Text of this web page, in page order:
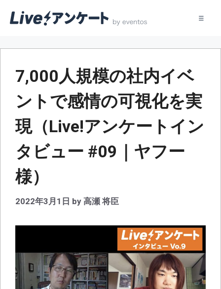
7,000人規模の社内イベ
ントで感情の可視化を実
現（Live!アンケートイン
タビュー #09｜ヤフー
様）
2022年3月1日 by 高瀬 将臣